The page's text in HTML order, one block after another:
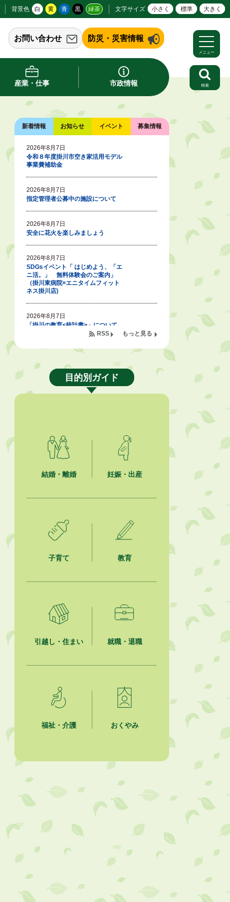
背景色 白 黄 青 黒 緑茶 文字サイズ 小さく 標準 大きく
お問い合わせ 防災・災害情報
産業・仕事 市政情報
メニュー
検索
新着情報 お知らせ イベント 募集情報
2026年8月7日
令和８年度掛川市空き家活用モデル
事業費補助金
2026年8月7日
指定管理者公募中の施設について
2026年8月7日
安全に花火を楽しみましょう
2026年8月7日
SDGsイベント「 はじめよう、「エ
ニ活。」 無料体験会のご案内」
（掛川東病院×エニタイムフィット
ネス掛川店)
2026年8月7日
「掛川の教育<統計書>」について
2026年8月6日
館、大須賀中央公民館）講座のお知
2026年8月6日
就職・転職相談会のご案内
2026年8月6日
2026年8月5日
ジュビロ磐田（情報提供・お知ら
2026年8月5日
2026年8月4日
【日本DX大賞2026】ポスターセッ
ション最優秀賞を受賞しました！
2026年8月4日
2026年8月4日
夏季休暇期間 開業医等診療予定
2026年8月3日
「水道カルテ」の公表について
企業版ふるさと納税（地方創生応援
2026年8月3日
【参加者募集】プロ棋士から学ぼ
もっと見る
RSS
目的別ガイド
結婚・離婚 妊娠・出産
子育て 教育
引越し・住まい 就職・退職
福祉・介護 おくやみ